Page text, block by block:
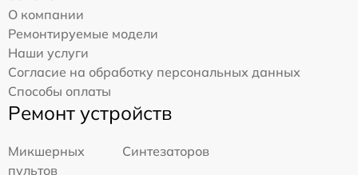
О компании
Ремонтируемые модели
Наши услуги
Согласие на обработку персональных данных
Способы оплаты
Ремонт устройств
Микшерных
пультов
Синтезаторов